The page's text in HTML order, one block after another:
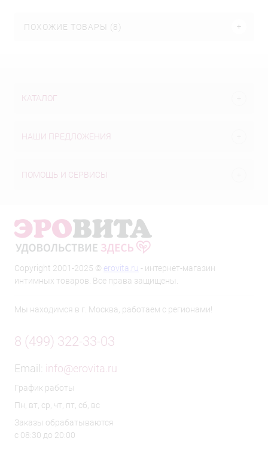
ПОХОЖИЕ ТОВАРЫ (8)
КАТАЛОГ
НАШИ ПРЕДЛОЖЕНИЯ
ПОМОЩЬ И СЕРВИСЫ
Copyright 2001-2025 © erovita.ru - интернет-магазин
интимных товаров. Все права защищены.
Мы находимся в г. Москва, работаем с регионами!
8 (499) 322-33-03
Email: info@erovita.ru
График работы
Пн, вт, ср, чт, пт, сб, вс
Заказы обрабатываются
с 08:30 до 20:00